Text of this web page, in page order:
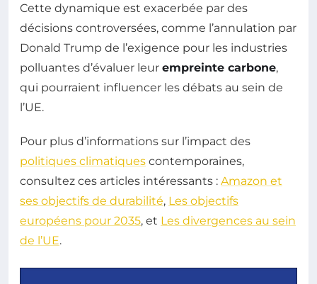
Cette dynamique est exacerbée par des
décisions controversées, comme l’annulation par
Donald Trump de l’exigence pour les industries
polluantes d’évaluer leur empreinte carbone,
qui pourraient influencer les débats au sein de
l’UE.
Pour plus d’informations sur l’impact des
politiques climatiques contemporaines,
consultez ces articles intéressants : Amazon et
ses objectifs de durabilité, Les objectifs
européens pour 2035, et Les divergences au sein
de l’UE.